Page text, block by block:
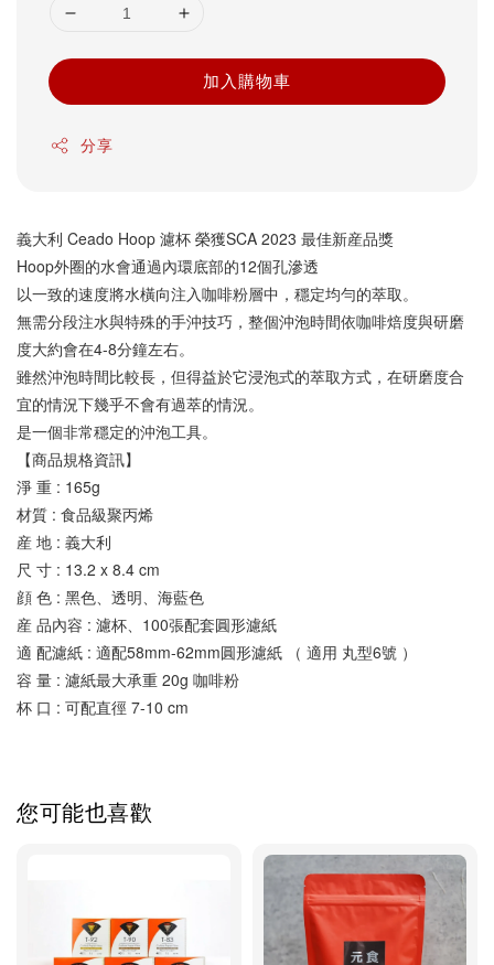
加入購物車
分享
義大利 Ceado Hoop 濾杯 榮獲SCA 2023 最佳新産品獎
Hoop外圈的水會通過內環底部的12個孔滲透
以一致的速度將水橫向注入咖啡粉層中，穩定均勻的萃取。
無需分段注水與特殊的手沖技巧，整個沖泡時間依咖啡焙度與研磨
度大約會在4-8分鐘左右。
雖然沖泡時間比較長，但得益於它浸泡式的萃取方式，在研磨度合
宜的情況下幾乎不會有過萃的情況。
是一個非常穩定的沖泡工具。
【商品規格資訊】
淨 重 : 165g
材質 : 食品級聚丙烯
産 地 : 義大利
尺 寸 : 13.2 x 8.4 cm
顔 色 : 黑色、透明、海藍色
産 品內容 : 濾杯、100張配套圓形濾紙
適 配濾紙 : 適配58mm-62mm圓形濾紙 （ 適用 丸型6號 ）
容 量 : 濾紙最大承重 20g 咖啡粉
杯 口 : 可配直徑 7-10 cm
您可能也喜歡